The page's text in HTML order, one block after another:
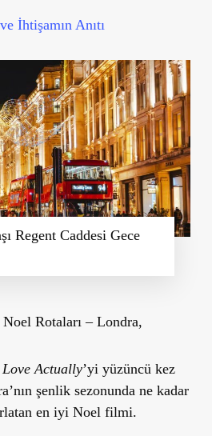
İhtişamın Anıtı
Regent Caddesi Gece
Noel Rotaları – Londra,
Love Actually’yi yüzüncü kez
şenlik sezonunda ne kadar
en iyi Noel filmi.